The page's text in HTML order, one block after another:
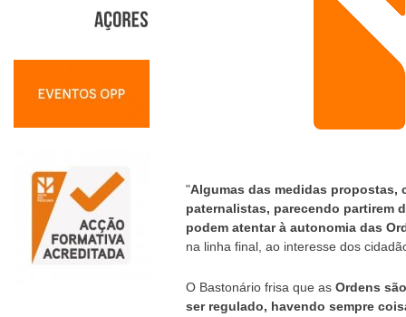
"Algumas das medidas propostas,
paternalistas, parecendo partirem
podem atentar à autonomia das
na linha final, ao interesse dos
O Bastonário frisa que as Ordens
ser regulado, havendo sempre